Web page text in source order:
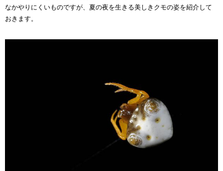
なかやりにくいものですが、夏の夜を生きる美しきクモの姿を紹介して
おきます。